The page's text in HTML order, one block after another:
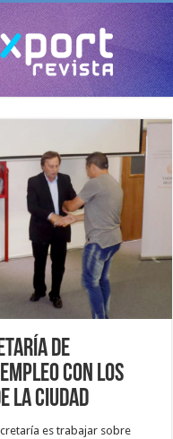
de
con los
la ciudad
es trabajar sobre